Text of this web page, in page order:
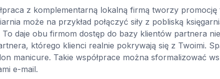
z komplementarną lokalną firmą tworzy
może na przykład połączyć siły z pobliską
daje obu firmom dostęp do bazy klientów partnera
którego klienci realnie pokrywają się z Twoimi.
manicure. Takie współprace można sformalizować
e-mail.